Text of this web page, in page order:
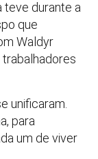
teve durante a
que
Waldyr
unificaram.
para
um de viver